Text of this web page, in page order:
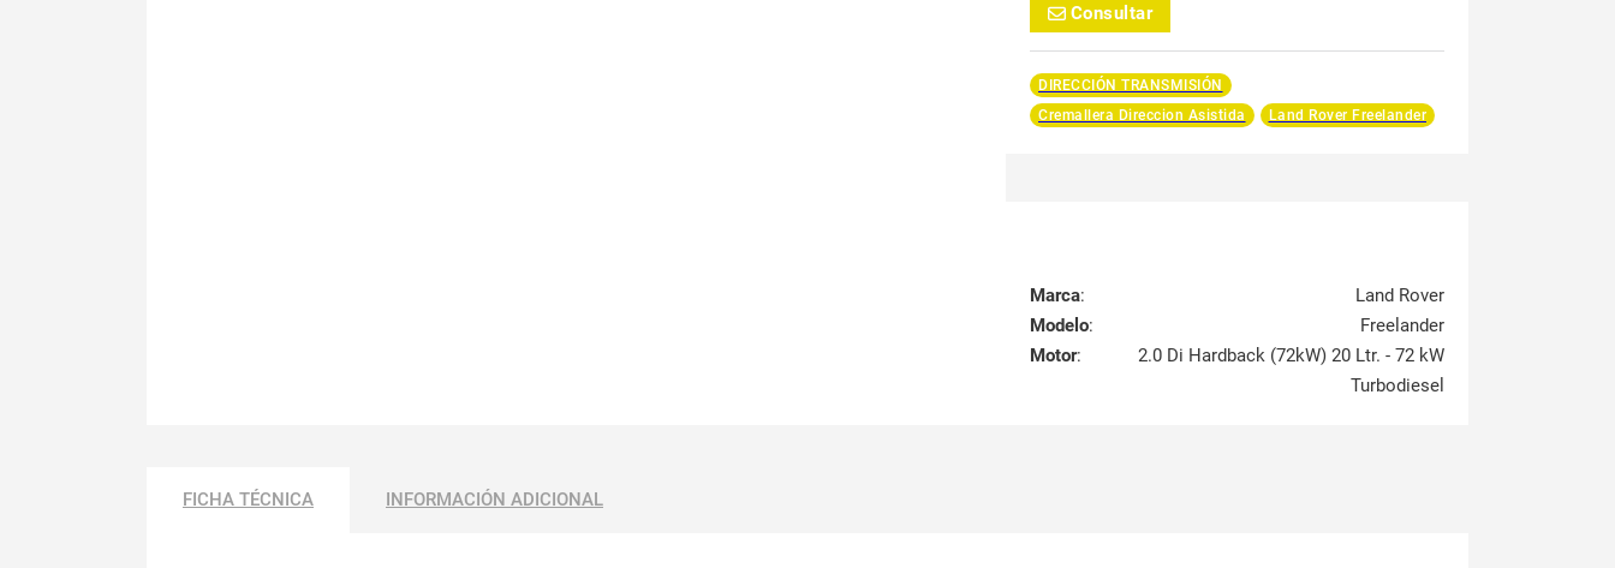
Consultar
DIRECCIÓN TRANSMISIÓN
Cremallera Direccion Asistida
Land Rover Freelander
Marca:
Land Rover
Modelo:
Freelander
Motor:
2.0 Di Hardback (72kW) 20 Ltr. - 72 kW
Turbodiesel
FICHA TÉCNICA INFORMACIÓN ADICIONAL